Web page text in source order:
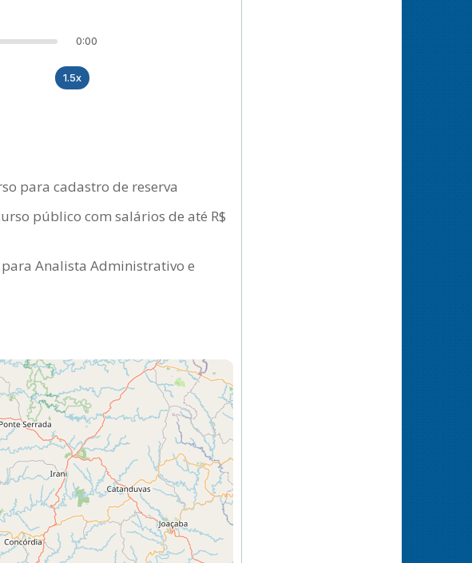
0:00
1.5x
para cadastro de reserva
público com salários de até R$
Analista Administrativo e